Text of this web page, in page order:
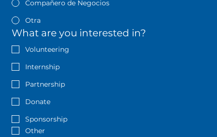
Compañero de Negocios
Otra
What are you interested in?
Volunteering
Internship
Partnership
Donate
Sponsorship
Other